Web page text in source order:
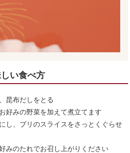
しい食べ方
昆布だしをとる
好みの野菜を加えて煮立てます
し、ブリのスライスをさっとくぐらせ
みのたれでお召し上がりください